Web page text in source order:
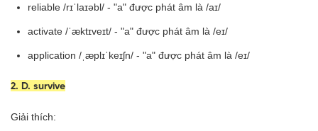
reliable /rɪˈlaɪəbl/ - "a" được phát âm là /aɪ/
activate /ˈæktɪveɪt/ - "a" được phát âm là /eɪ/
application /ˌæplɪˈkeɪʃn/ - "a" được phát âm là /eɪ/
2. D. survive
Giải thích: